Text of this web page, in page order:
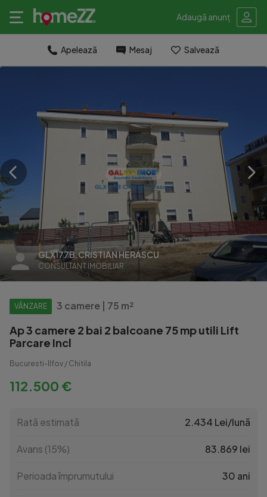
Adaugă anunț
Apelează Mesaj Salvează
GLX177B.CRISTIAN HERASCU
CONSULTANT IMOBILIAR
VÂNZARE 3 camere | 75 m²
Ap 3 camere 2 bai 2 balcoane 75 mp utili Lift
Parcare Incl
Bucuresti-Ilfov / Chitila
112.500 €
Rată estimată 2.434 Lei/lună
Avans (15%) 83.869 lei
Perioada împrumutului 30 ani